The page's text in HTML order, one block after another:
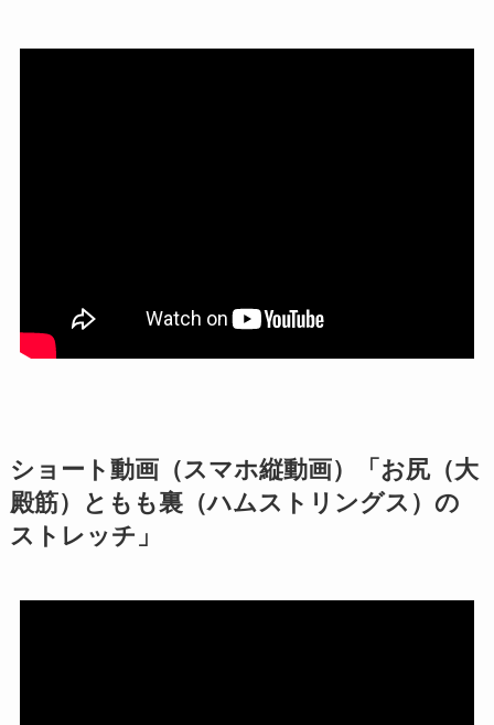
ショート動画（スマホ縦動画）「お尻（大
殿筋）ともも裏（ハムストリングス）の
ストレッチ」